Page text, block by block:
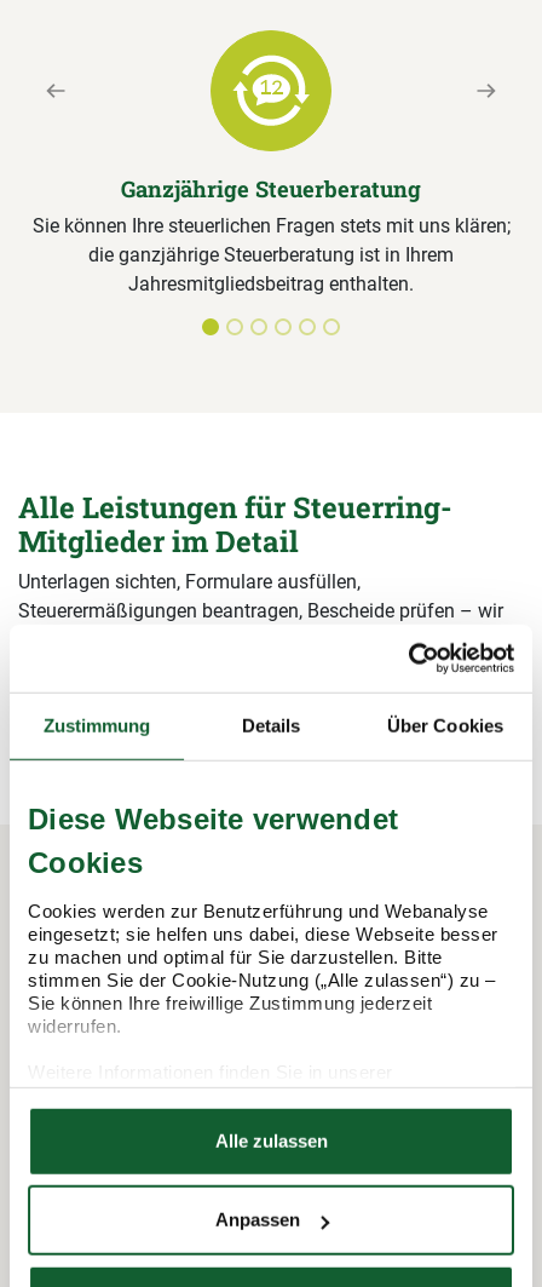
Zustimmung Details Über Cookies
Diese Webseite verwendet
Cookies
Cookies werden zur Benutzerführung und Webanalyse
eingesetzt; sie helfen uns dabei, diese Webseite besser
zu machen und optimal für Sie darzustellen. Bitte
stimmen Sie der Cookie-Nutzung („Alle zulassen“) zu –
Sie können Ihre freiwillige Zustimmung jederzeit
widerrufen.
Datenschutzerklärung
Hier finden Sie unser
Alle zulassen
Anpassen
Ganzjährige Steuerberatung
Sie können Ihre steuerlichen Fragen stets mit uns klären;
die ganzjährige Steuerberatung ist in Ihrem
Jahresmitgliedsbeitrag enthalten.
Previous Next
Alle Leistungen für Steuerring-
Mitglieder im Detail
Unterlagen sichten, Formulare ausfüllen,
Steuerermäßigungen beantragen, Bescheide prüfen – wir
übernehmen alle Arbeiten rund um die Steuererklärung und
mehr erfahren
mehr erfahren
In 3 Schritten zur Steuererklärung.
So funktioniert's:
Termin vereinbaren